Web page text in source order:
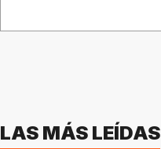
LAS MÁS LEÍDAS